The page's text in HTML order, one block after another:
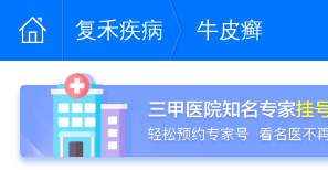
复禾疾病 牛皮癣